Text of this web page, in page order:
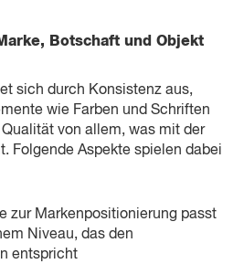
Botschaft und Objekt
sich durch Konsistenz aus,
wie Farben und Schriften
von allem, was mit der
Folgende Aspekte spielen dabei
zur Markenpositionierung passt
Niveau, das den
entspricht